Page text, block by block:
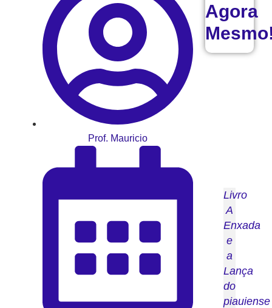
Prof. Mauricio
Agora
Livro
A
Enxada
e
a
Lança
do
piauiense